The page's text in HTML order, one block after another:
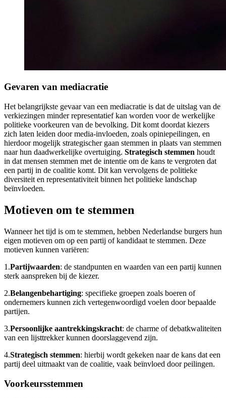
Gevaren van mediacratie
Het belangrijkste gevaar van een mediacratie is dat de uitslag van de
verkiezingen minder representatief kan worden voor de werkelijke
politieke voorkeuren van de bevolking. Dit komt doordat kiezers
zich laten leiden door media-invloeden, zoals opiniepeilingen, en
hierdoor mogelijk strategischer gaan stemmen in plaats van stemmen
naar hun daadwerkelijke overtuiging. Strategisch stemmen houdt
in dat mensen stemmen met de intentie om de kans te vergroten dat
een partij in de coalitie komt. Dit kan vervolgens de politieke
diversiteit en representativiteit binnen het politieke landschap
beïnvloeden.
Motieven om te stemmen
Wanneer het tijd is om te stemmen, hebben Nederlandse burgers hun
eigen motieven om op een partij of kandidaat te stemmen. Deze
motieven kunnen variëren:
1.Partijwaarden: de standpunten en waarden van een partij kunnen
sterk aanspreken bij de kiezer.
2.Belangenbehartiging: specifieke groepen zoals boeren of
ondernemers kunnen zich vertegenwoordigd voelen door bepaalde
partijen.
3.Persoonlijke aantrekkingskracht: de charme of debatkwaliteiten
van een lijsttrekker kunnen doorslaggevend zijn.
4.Strategisch stemmen: hierbij wordt gekeken naar de kans dat een
partij deel uitmaakt van de coalitie, vaak beïnvloed door peilingen.
Voorkeursstemmen